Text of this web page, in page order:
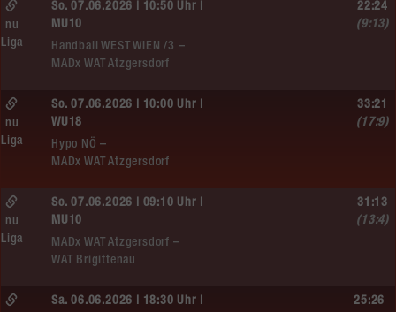
So. 07.06.2026 | 10:50 Uhr |
MU10
Handball WEST WIEN /3 –
MADx WAT Atzgersdorf
nu
Liga
22:24
(9:13)
So. 07.06.2026 | 10:00 Uhr |
WU18
Hypo NÖ –
MADx WAT Atzgersdorf
nu
Liga
33:21
(17:9)
So. 07.06.2026 | 09:10 Uhr |
MU10
MADx WAT Atzgersdorf –
WAT Brigittenau
nu
Liga
31:13
(13:4)
Sa. 06.06.2026 | 18:30 Uhr |
25:26